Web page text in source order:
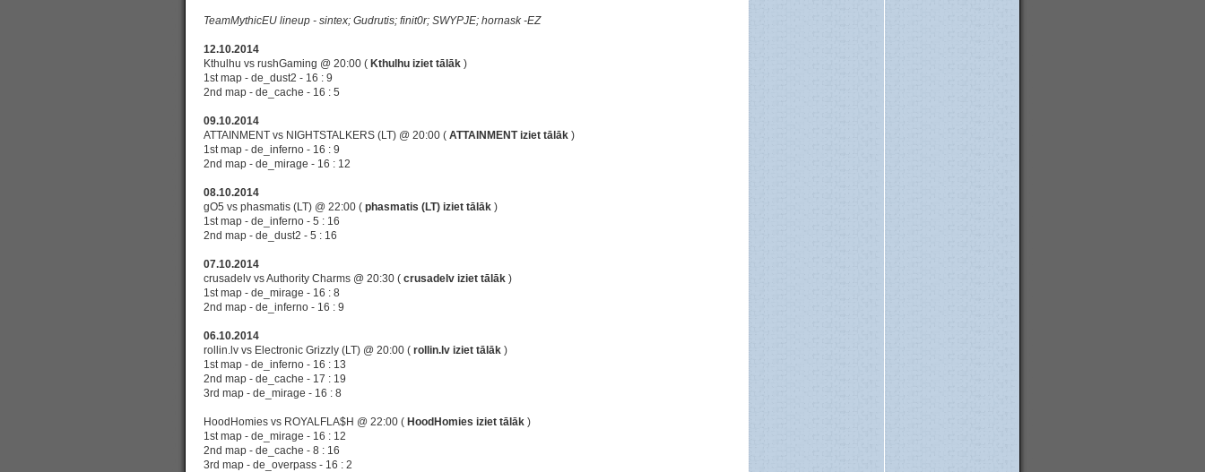
TeamMythicEU lineup - sintex; Gudrutis; finit0r; SWYPJE; hornask -EZ
12.10.2014
Kthulhu vs rushGaming @ 20:00 ( Kthulhu iziet tālāk )
1st map - de_dust2 - 16 : 9
2nd map - de_cache - 16 : 5
09.10.2014
ATTAINMENT vs NIGHTSTALKERS (LT) @ 20:00 ( ATTAINMENT iziet tālāk )
1st map - de_inferno - 16 : 9
2nd map - de_mirage - 16 : 12
08.10.2014
gO5 vs phasmatis (LT) @ 22:00 ( phasmatis (LT) iziet tālāk )
1st map - de_inferno - 5 : 16
2nd map - de_dust2 - 5 : 16
07.10.2014
crusadelv vs Authority Charms @ 20:30 ( crusadelv iziet tālāk )
1st map - de_mirage - 16 : 8
2nd map - de_inferno - 16 : 9
06.10.2014
rollin.lv vs Electronic Grizzly (LT) @ 20:00 ( rollin.lv iziet tālāk )
1st map - de_inferno - 16 : 13
2nd map - de_cache - 17 : 19
3rd map - de_mirage - 16 : 8
HoodHomies vs ROYALFLA$H @ 22:00 ( HoodHomies iziet tālāk )
1st map - de_mirage - 16 : 12
2nd map - de_cache - 8 : 16
3rd map - de_overpass - 16 : 2